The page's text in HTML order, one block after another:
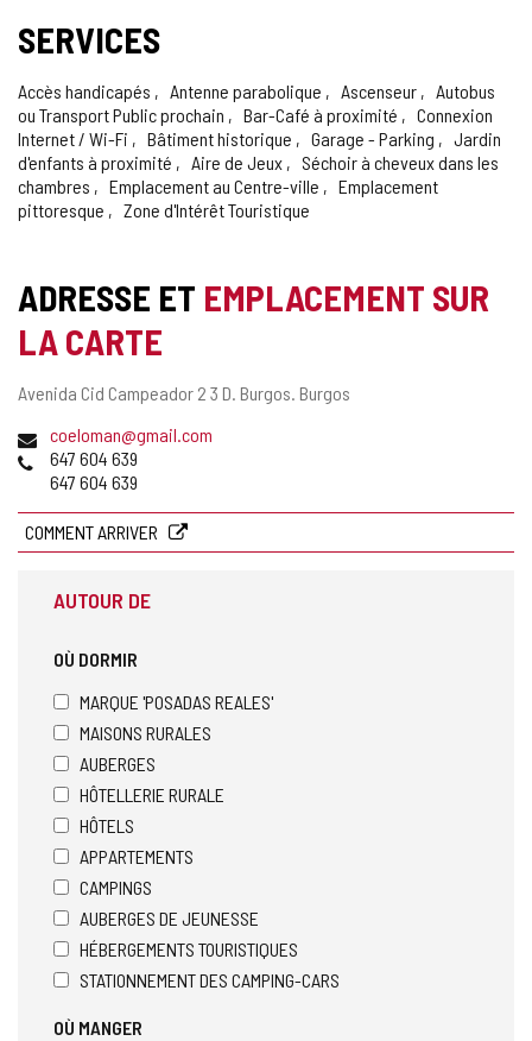
CONFIANCE
SERVICES
Accès handicapés Antenne parabolique Ascenseur
Autobus
ou Transport Public prochain
Bar-Café à proximité
Connexion
Internet / Wi-Fi
Bâtiment historique Garage - Parking
Jardin
d'enfants à proximité
Aire de Jeux
Séchoir à cheveux dans les
chambres
Emplacement au Centre-ville
Emplacement
pittoresque
Zone d'Intérêt Touristique
ADRESSE ET EMPLACEMENT SUR
LA CARTE
Adresse
Avenida Cid Campeador 2 3 D. Burgos. Burgos
Adresse
de
courrier
coeloman@gmail.com
Téléphones
647 604 639
647 604 639
COMMENT ARRIVER
AUTOUR DE
OÙ DORMIR
MARQUE 'POSADAS REALES'
MAISONS RURALES
AUBERGES
HÔTELLERIE RURALE
HÔTELS
APPARTEMENTS
CAMPINGS
AUBERGES DE JEUNESSE
HÉBERGEMENTS TOURISTIQUES
STATIONNEMENT DES CAMPING-CARS
OÙ MANGER